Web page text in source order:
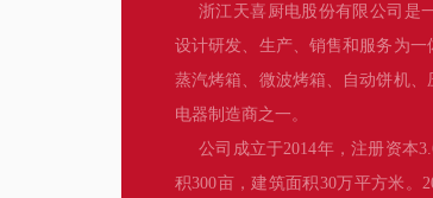
浙江天喜厨电股份有限公司是
设计研发、生产、销售和服务为一
蒸汽烤箱、微波烤箱、自动饼机
电器制造商之一。
公司成立于2014年，注册资本
积300亩，建筑面积30万平方米。